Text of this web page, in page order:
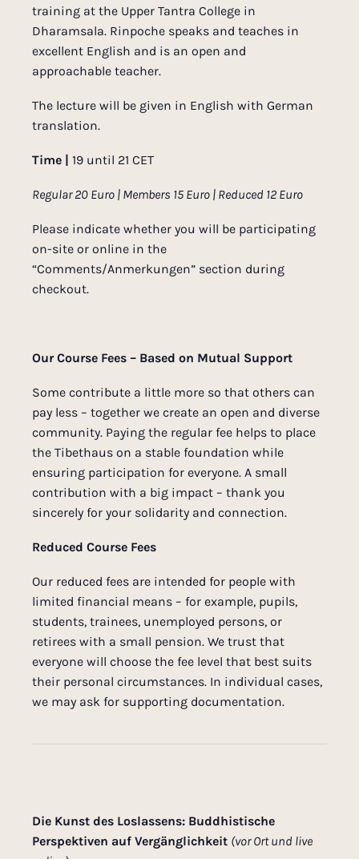
training at the Upper Tantra College in
Dharamsala. Rinpoche speaks and teaches in
excellent English and is an open and
approachable teacher.
The lecture will be given in English with German
translation.
Time | 19 until 21 CET
Regular 20 Euro | Members 15 Euro | Reduced 12 Euro
Please indicate whether you will be participating
on-site or online in the
“Comments/Anmerkungen” section during
checkout.
Our Course Fees – Based on Mutual Support
Some contribute a little more so that others can
pay less – together we create an open and diverse
community. Paying the regular fee helps to place
the Tibethaus on a stable foundation while
ensuring participation for everyone. A small
contribution with a big impact – thank you
sincerely for your solidarity and connection.
Reduced Course Fees
Our reduced fees are intended for people with
limited financial means – for example, pupils,
students, trainees, unemployed persons, or
retirees with a small pension. We trust that
everyone will choose the fee level that best suits
their personal circumstances. In individual cases,
we may ask for supporting documentation.
Die Kunst des Loslassens: Buddhistische
Perspektiven auf Vergänglichkeit (vor Ort und live